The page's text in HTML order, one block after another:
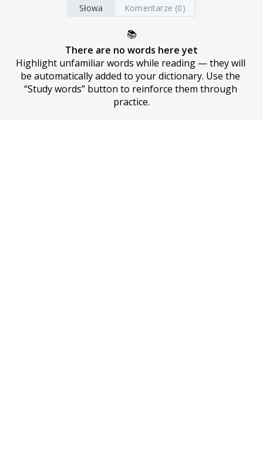
Słowa Komentarze (0)
📚
There are no words here yet
Highlight unfamiliar words while reading — they will
be automatically added to your dictionary. Use the
“Study words” button to reinforce them through
practice.